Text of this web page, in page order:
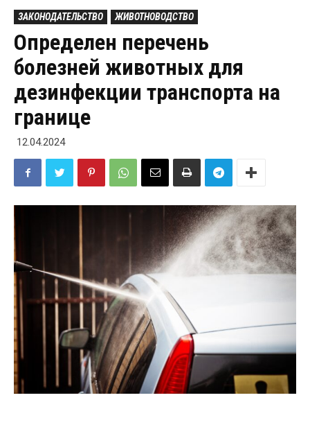
ЗАКОНОДАТЕЛЬСТВО ЖИВОТНОВОДСТВО
Определен перечень
болезней животных для
дезинфекции транспорта на
границе
12.04.2024